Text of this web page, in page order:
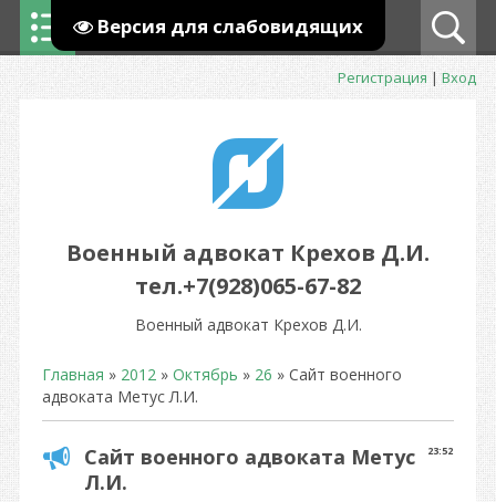
Версия для слабовидящих
Регистрация|Вход
Военный адвокат Крехов Д.И.
тел.+7(928)065-67-82
Военный адвокат Крехов Д.И.
Главная » 2012 » Октябрь » 26 » Сайт военного
адвоката Метус Л.И.
23:52
Сайт военного адвоката Метус
Л.И.